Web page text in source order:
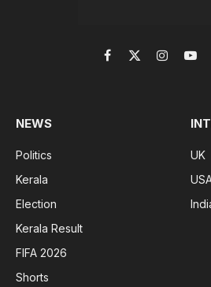
Facebook
X
Instagram
NEWS
Politics
Kerala
Election
Kerala Result
FIFA 2026
Shorts
UK